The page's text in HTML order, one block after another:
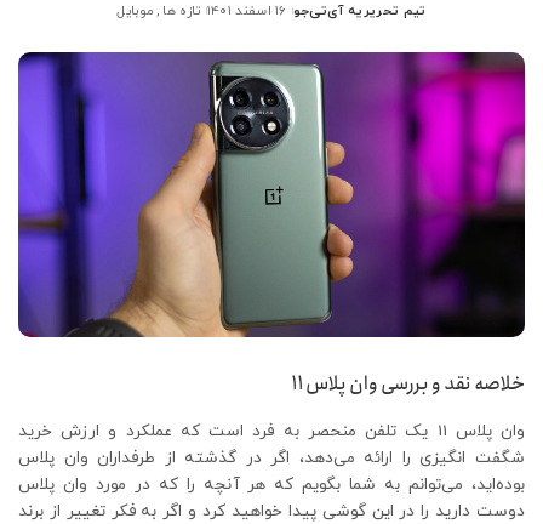
ارسال
توسط
تیم تحریریه آی‌تی‌جو ۱۶ اسفند ۱۴۰۱ تازه ها موبایل
خلاصه نقد و بررسی وان پلاس 11
وان پلاس 11 یک تلفن منحصر به فرد است که عملکرد و ارزش خرید
شگفت انگیزی را ارائه می‌دهد، اگر در گذشته از طرفداران وان پلاس
بوده‌اید، می‌توانم به شما بگویم که هر آنچه را که در مورد وان پلاس
دوست دارید را در این گوشی پیدا خواهید کرد و اگر به فکر تغییر از برند